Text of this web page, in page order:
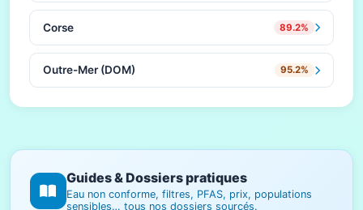
Corse 89.2%
Outre-Mer (DOM) 95.2%
Guides & Dossiers pratiques
Eau non conforme, filtres, PFAS, prix, populations
sensibles… tous nos dossiers sourcés.